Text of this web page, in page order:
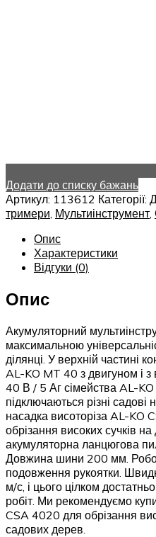
Додати до списку бажань
Артикул: 113612 Категорії:
тримери Мультиінструмент
Опис
Характеристики
Відгуки (0)
Опис
Акумуляторний
максимальною
ділянці. У верхній частині
AL-KO MT 40 з двигуном і
40 В / 5 Аг сімейства AL-
підключаються різні
насадка висоторіза AL-KO
обрізання високих сучків
акумуляторна ланцюгова
Довжина шини 200 мм.
подовження рукоятки.
м/с, і цього цілком
робіт. Ми рекомендуємо
CSA 4020 для обрізання
садових дерев.